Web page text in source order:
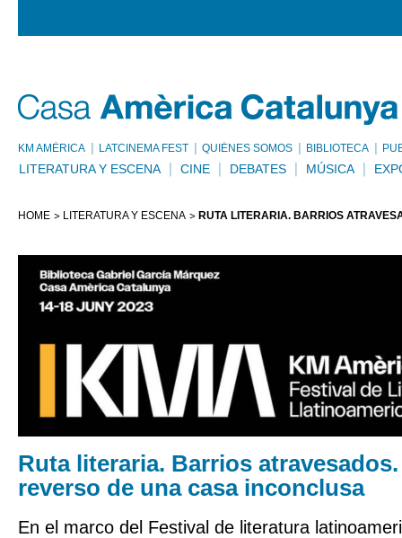
KM AMÈRICA LATCINEMA FEST QUIÉNES SOMOS BIBLIOTECA
LITERATURA Y ESCENA CINE DEBATES MÚSICA
HOME LITERATURA Y ESCENA RUTA LITERARIA. BARRIOS
Ruta literaria. Barrios
reverso de una casa inconclusa
En el marco del Festival de literatura